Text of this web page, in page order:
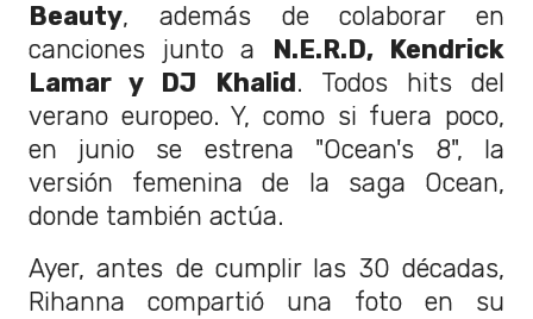
Beauty, además de colaborar en
canciones junto a
N.E.R.D, Kendrick
Lamar y DJ Khalid . Todos hits del
verano europeo. Y, como si fuera poco,
en junio se estrena "Ocean's 8", la
versión femenina de la saga Ocean,
donde también actúa.
Ayer, antes de cumplir las 30 décadas,
Rihanna compartió una foto en su